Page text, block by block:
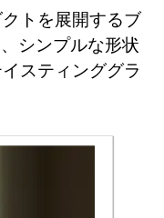
トを展開するブ
シンプルな形状
スティンググラ